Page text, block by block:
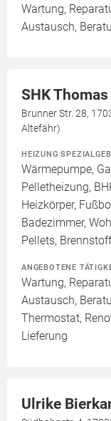
Wartung,
Austausch,
SHK
Brunner Str. 28,
Altefähr)
HEIZUNG
Wärmepumpe,
Pelletheizung,
Heizkörper,
Badezimmer,
Pellets,
ANGEBOTENE
Wartung,
Austausch,
Thermostat,
Lieferung
Ulrike